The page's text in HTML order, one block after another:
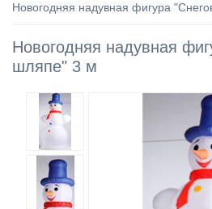
Новогодняя надувная фигура
Новогодняя надувная
шляпе" 3 м